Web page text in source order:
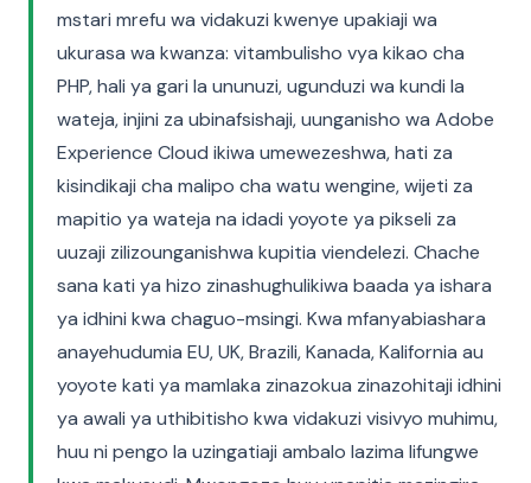
mstari mrefu wa vidakuzi kwenye upakiaji wa
ukurasa wa kwanza: vitambulisho vya kikao cha
PHP, hali ya gari la ununuzi, ugunduzi wa kundi la
wateja, injini za ubinafsishaji, uunganisho wa Adobe
Experience Cloud ikiwa umewezeshwa, hati za
kisindikaji cha malipo cha watu wengine, wijeti za
mapitio ya wateja na idadi yoyote ya pikseli za
uuzaji zilizounganishwa kupitia viendelezi. Chache
sana kati ya hizo zinashughulikiwa baada ya ishara
ya idhini kwa chaguo-msingi. Kwa mfanyabiashara
anayehudumia EU, UK, Brazili, Kanada, Kalifornia au
yoyote kati ya mamlaka zinazokua zinazohitaji idhini
ya awali ya uthibitisho kwa vidakuzi visivyo muhimu,
huu ni pengo la uzingatiaji ambalo lazima lifungwe